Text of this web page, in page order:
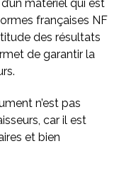
d’un matériel qui est
françaises NF
des résultats
de garantir la
n’est pas
car il est
et bien